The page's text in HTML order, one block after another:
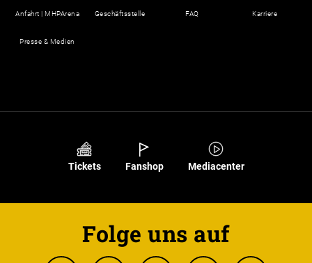
Anfahrt | MHPArena Geschäftsstelle FAQ Karriere
Presse & Medien
Tickets Fanshop Mediacenter
Folge uns auf